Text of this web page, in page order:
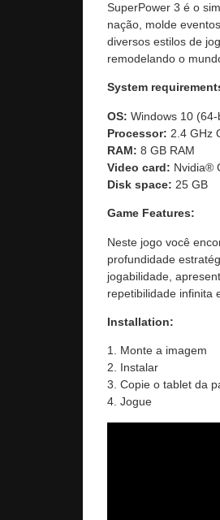
SuperPower 3 é o
nação, molde
diversos estilos de
remodelando o
System
OS: Windows 10 (64-
Processor: 2.4 GHz
RAM: 8 GB RAM
Video card: Nvidia®
Disk space: 25 GB
Game Features:
Neste jogo você
profundidade
jogabilidade,
repetibilidade infinita
Installation:
1. Monte a imagem
2. Instalar
3. Copie o tablet da
4. Jogue